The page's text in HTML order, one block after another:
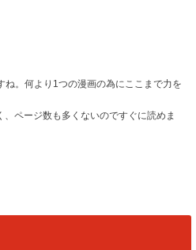
ね。何より1つの漫画の為にここまで力を
ページ数も多くないのですぐに読めま